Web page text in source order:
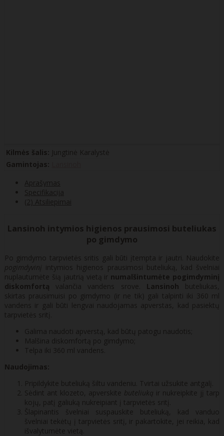
Kilmės šalis: Jungtinė Karalystė
Gamintojas:
Aprašymas
Specifikacija
(2) Atsiliepimai
Lansinoh intymios higienos prausimosi buteliukas
po gimdymo
Po gimdymo tarpvietės sritis gali būti įtempta ir jautri. Naudokite
pogimdyvinį intymios higienos prausimosi buteliuką, kad švelniai
nuplautumėte šią jautrią vietą ir numalšintumėte pogimdyminį
diskomfortą valančia vandens srove. Lansinoh buteliukas,
skirtas prausimuisi po gimdymo (ir ne tik) gali talpinti iki 360 ml
vandens ir gali būti lengvai naudojamas apverstas, kad pasiektų
tarpvietės sritį.
Galima naudoti apverstą, kad būtų patogu naudotis;
Malšina diskomfortą po gimdymo;
Telpa iki 360 ml vandens.
Naudojimas:
Pripildykite buteliuką šiltu vandeniu. Tvirtai užsukite antgalį.
Sėdint ant klozeto, apverskite buteliuką ir nukreipkite jį tarp
kojų, patį galiuką nukreipiant į tarpvietės sritį.
Šlapinantis švelniai suspauskite buteliuką, kad vanduo
švelniai tekėtų į tarpvietės sritį, ir pakartokite, jei reikia, kad
išvalytumėte vietą.